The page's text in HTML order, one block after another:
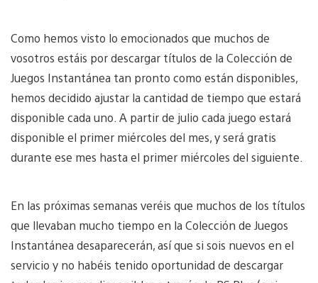
Como hemos visto lo emocionados que muchos de
vosotros estáis por descargar títulos de la Colección de
Juegos Instantánea tan pronto como están disponibles,
hemos decidido ajustar la cantidad de tiempo que estará
disponible cada uno. A partir de julio cada juego estará
disponible el primer miércoles del mes, y será gratis
durante ese mes hasta el primer miércoles del siguiente.
En las próximas semanas veréis que muchos de los títulos
que llevaban mucho tiempo en la Colección de Juegos
Instantánea desaparecerán, así que si sois nuevos en el
servicio y no habéis tenido oportunidad de descargar